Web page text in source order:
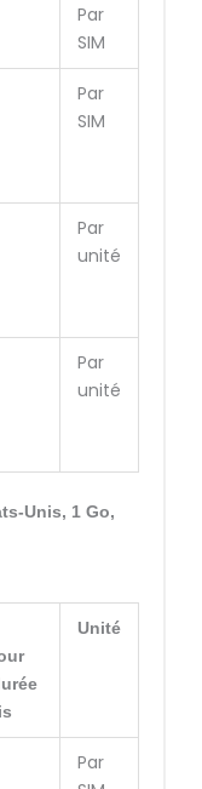
Par
SIM
Par
SIM
Par
unité
Par
unité
Unis, 1 Go,
Unité
Par